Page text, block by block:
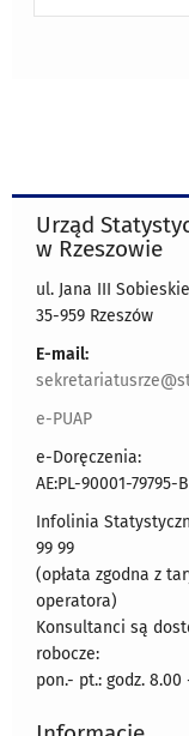
Urząd
w Rzeszowie
ul. Jana III
35-959 Rzeszów
E-mail:
e-PUAP
e-Doręczenia:
AE:PL-90001-79795-
Infolinia
99 99
(opłata zgodna z
operatora)
Konsultanci są
robocze:
pon.- pt.: godz. 8.00